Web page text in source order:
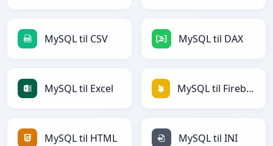
MySQL til CSV MySQL til DAX
MySQL til Excel MySQL til Firebase
MySQL til HTML MySQL til INI